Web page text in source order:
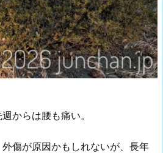
からは腰も痛い。
傷が原因かもしれないが、長年